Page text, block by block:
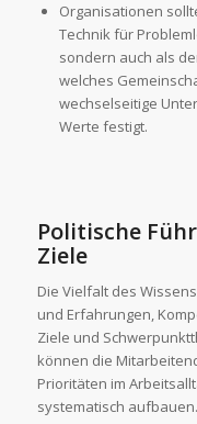
Organisationen
Technik für
sondern auch als
welches
wechselseitige
Werte festigt.
Politische
Ziele
Die Vielfalt des
und Erfahrungen,
Ziele und
können die
Prioritäten im
systematisch aufbauen.